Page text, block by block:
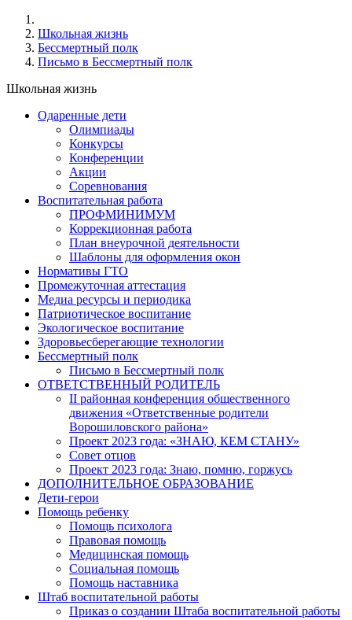
Школьная жизнь
Бессмертный полк
Письмо в Бессмертный полк
Школьная жизнь
Одаренные дети
Олимпиады
Конкурсы
Конференции
Акции
Соревнования
Воспитательная работа
ПРОФМИНИМУМ
Коррекционная работа
План внеурочной деятельности
Шаблоны для оформления окон
Нормативы ГТО
Промежуточная аттестация
Медиа ресурсы и периодика
Патриотическое воспитание
Экологическое воспитание
Здоровьесберегающие технологии
Бессмертный полк
Письмо в Бессмертный полк
ОТВЕТСТВЕННЫЙ РОДИТЕЛЬ
II районная конференция общественного
движения «Ответственные родители
Ворошиловского района»
Проект 2023 года: «ЗНАЮ, КЕМ СТАНУ»
Совет отцов
Проект 2023 года: Знаю, помню, горжусь
ДОПОЛНИТЕЛЬНОЕ ОБРАЗОВАНИЕ
Дети-герои
Помощь ребенку
Помощь психолога
Правовая помощь
Медицинская помощь
Социальная помощь
Помощь наставника
Штаб воспитательной работы
Приказ о создании Штаба воспитательной работы